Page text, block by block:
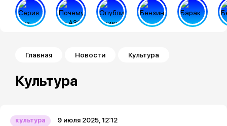
Строка навигации
Главная Новости Культура
Культура
культура 9 июля 2025, 12:12